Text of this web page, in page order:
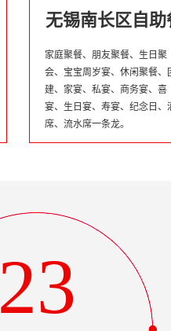
无锡南长区自助
家庭聚餐、朋友聚餐、生日聚
会、宝宝周岁宴、休闲聚餐、
建、家宴、私宴、商务宴、喜
宴、生日宴、寿宴、纪念日、
席、流水席一条龙。
23